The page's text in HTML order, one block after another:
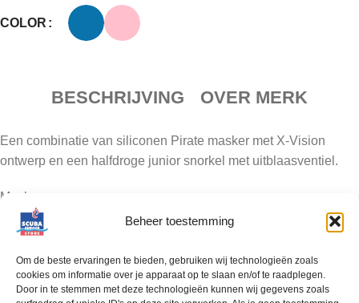
Beheer toestemming
Om de beste ervaringen te bieden, gebruiken wij technologieën zoals
cookies om informatie over je apparaat op te slaan en/of te raadplegen.
Door in te stemmen met deze technologieën kunnen wij gegevens zoals
COLOR
BESCHRIJVING OVER MERK
Een combinatie van siliconen Pirate masker met X-Vision
ontwerp en een halfdroge junior snorkel met uitblaasventiel.
Masker
Silicone maskerrand
EZ afstelbare gespen op het maskerrand
Breed gezichtsveld